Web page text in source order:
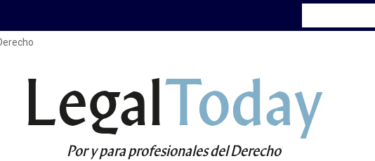
LegalToday
Por y para profesionales del Derecho